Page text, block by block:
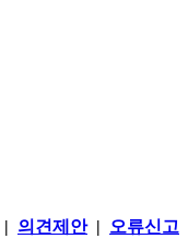
| 의견제안| 오류신고